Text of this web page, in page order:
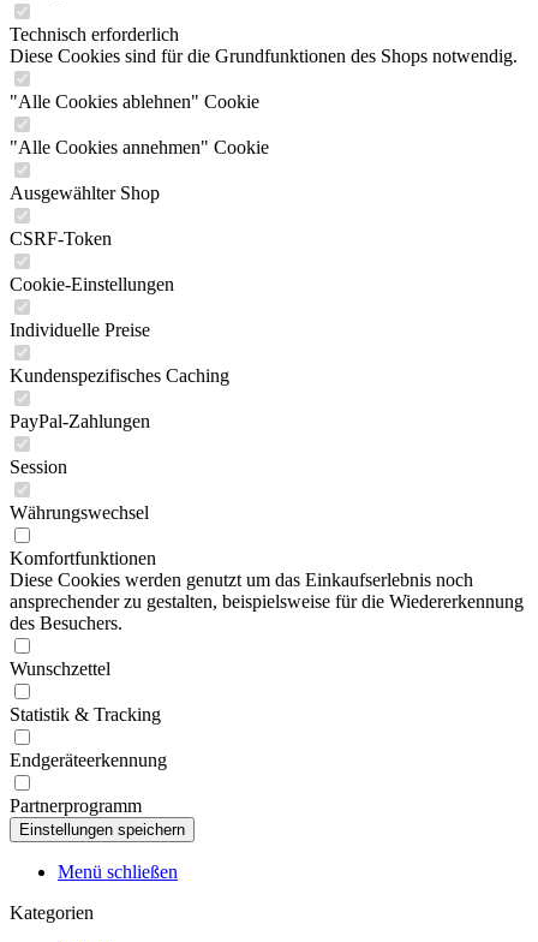
Technisch erforderlich
Diese Cookies sind für die Grundfunktionen des Shops notwendig.
"Alle Cookies ablehnen" Cookie
"Alle Cookies annehmen" Cookie
Ausgewählter Shop
CSRF-Token
Cookie-Einstellungen
Individuelle Preise
Kundenspezifisches Caching
PayPal-Zahlungen
Session
Währungswechsel
Komfortfunktionen
Diese Cookies werden genutzt um das Einkaufserlebnis noch
ansprechender zu gestalten, beispielsweise für die Wiedererkennung
des Besuchers.
Wunschzettel
Statistik & Tracking
Endgeräteerkennung
Partnerprogramm
Menü schließen
Kategorien